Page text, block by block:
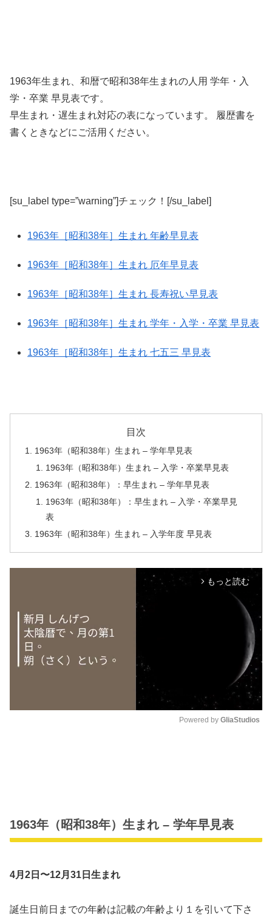
1963年生まれ、和暦で昭和38年生まれの人用 学年・入
学・卒業 早見表です。
早生まれ・遅生まれ対応の表になっています。 履歴書を
書くときなどにご活用ください。
[su_label type=”warning”]チェック！[/su_label]
1963年［昭和38年］生まれ 年齢早見表
1963年［昭和38年］生まれ 厄年早見表
1963年［昭和38年］生まれ 長寿祝い早見表
1963年［昭和38年］生まれ 学年・入学・卒業 早見表
1963年［昭和38年］生まれ 七五三 早見表
目次
1963年（昭和38年）生まれ – 学年早見表
1963年（昭和38年）生まれ – 入学・卒業早見表
1963年（昭和38年）：早生まれ – 学年早見表
1963年（昭和38年）：早生まれ – 入学・卒業早見
表
1963年（昭和38年）生まれ – 入学年度 早見表
arrow_forward_ios もっと読む
Powered by GliaStudios
1963年（昭和38年）生まれ – 学年早見表
4月2日〜12月31日生まれ
誕生日前日までの年齢は記載の年齢より１を引いて下さ